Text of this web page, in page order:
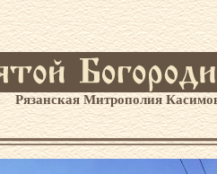
Рязанская Митрополия